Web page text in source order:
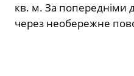
кв. м. За
через необережне